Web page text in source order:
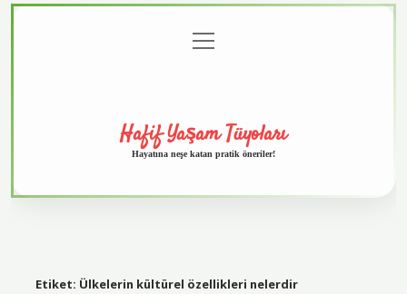
menüyü
aç
Hafif Yaşam Tüyoları
Hayatına neşe katan pratik öneriler!
Etiket: Ülkelerin kültürel özellikleri nelerdir